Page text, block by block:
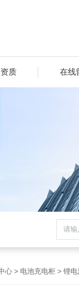
质 在线
心 > 电池充电柜 > 锂电